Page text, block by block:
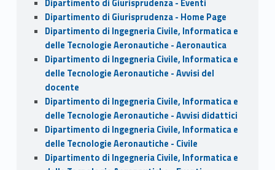
Dipartimento di Giurisprudenza - Eventi
Dipartimento di Giurisprudenza - Home Page
Dipartimento di Ingegneria Civile, Informatica e
delle Tecnologie Aeronautiche - Aeronautica
Dipartimento di Ingegneria Civile, Informatica e
delle Tecnologie Aeronautiche - Avvisi del
docente
Dipartimento di Ingegneria Civile, Informatica e
delle Tecnologie Aeronautiche - Avvisi didattici
Dipartimento di Ingegneria Civile, Informatica e
delle Tecnologie Aeronautiche - Civile
Dipartimento di Ingegneria Civile, Informatica e